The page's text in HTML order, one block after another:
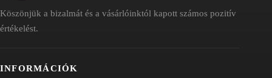
Köszönjük a bizalmát és a vásárlóinktól kapott számos pozitív
értékelést.
INFORMÁCIÓK